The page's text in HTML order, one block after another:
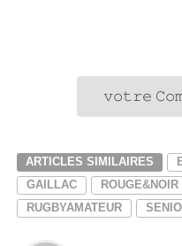
𝚟𝚘𝚝𝚛𝚎 𝙲𝚘𝚖
ARTICLES SIMILAIRES
GAILLAC
ROUGE&NOIR
RUGBYAMATEUR